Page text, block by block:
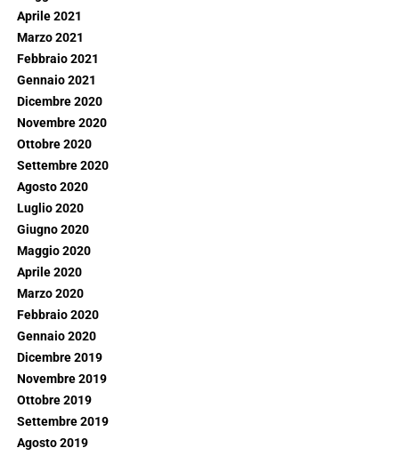
Aprile 2021
Marzo 2021
Febbraio 2021
Gennaio 2021
Dicembre 2020
Novembre 2020
Ottobre 2020
Settembre 2020
Agosto 2020
Luglio 2020
Giugno 2020
Maggio 2020
Aprile 2020
Marzo 2020
Febbraio 2020
Gennaio 2020
Dicembre 2019
Novembre 2019
Ottobre 2019
Settembre 2019
Agosto 2019